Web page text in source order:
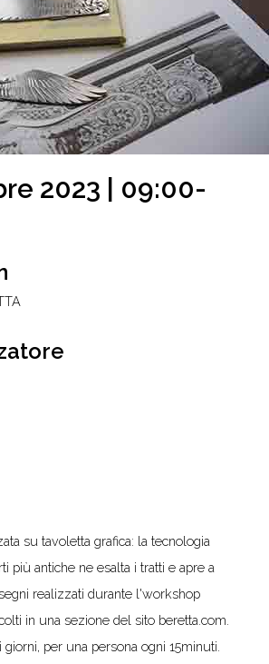
2023 | 09:00-
su tavoletta grafica: la tecnologia
più antiche ne esalta i tratti e apre a
realizzati durante l'workshop
in una sezione del sito beretta.com.
per una persona ogni 15minuti.